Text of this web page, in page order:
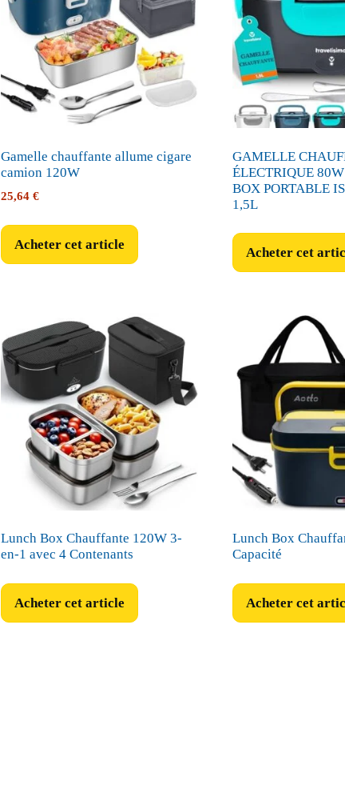
Gamelle chauffante allume cigare
camion 120W
25,64 €
Acheter cet article
GAMELLE
ÉLECTRIQUE
BOX PORTABLE
1,5L
Acheter cet
Lunch Box Chauffante 120W 3-
en-1 avec 4 Contenants
Acheter cet article
Lunch Box
Capacité
Acheter cet